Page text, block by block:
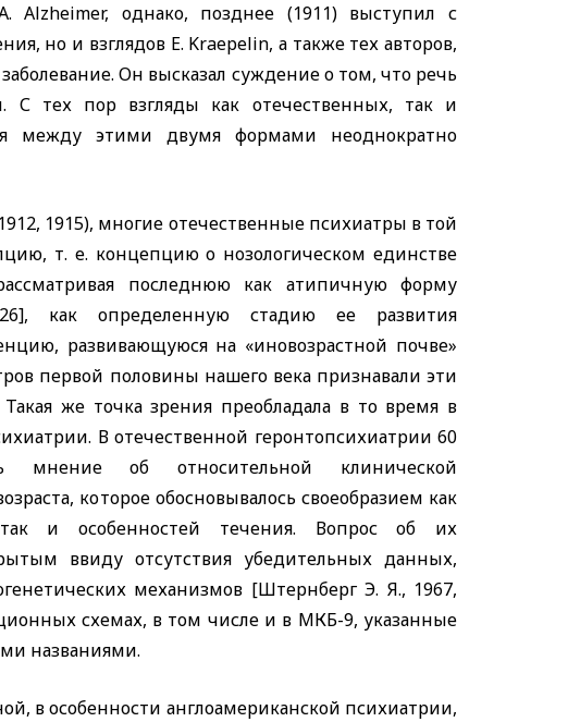
Alzheimer, однако, позднее (1911) выступил с
но и взглядов E. Kraepelin, а также тех авторов,
Он высказал суждение о том, что речь
тех пор взгляды как отечественных, так и
между этими двумя формами неоднократно
1915), многие отечественные психиатры в той
т. е. концепцию о нозологическом единстве
последнюю как атипичную форму
как определенную стадию ее развития
развивающуюся на «иновозрастной почве»
первой половины нашего века признавали эти
же точка зрения преобладала в то время в
В отечественной геронтопсихиатрии 60
мнение об относительной клинической
которое обосновывалось своеобразием как
так и особенностей течения. Вопрос об их
ввиду отсутствия убедительных данных,
механизмов [Штернберг Э. Я., 1967,
схемах, в том числе и в МКБ-9, указанные
названиями.
в особенности англоамериканской психиатрии,